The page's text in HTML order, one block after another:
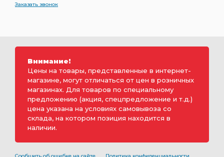
Заказать звонок
Внимание!
Цены на товары, представленные в интернет-
магазине, могут отличаться от цен в розничных
магазинах. Для товаров по специальному
предложению (акция, спецпредложение и т.д.)
цена указана на условиях самовывоза со
склада, на котором позиция находится в
наличии.